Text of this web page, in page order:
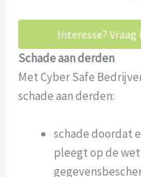
Interesse?
Schade aan derden
Met Cyber Safe
schade aan derden:
schade doordat
pleegt op de